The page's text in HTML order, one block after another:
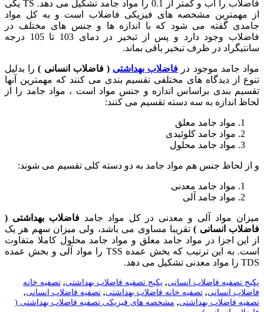
فاضلاب را آب و کمتر از 0.1 را مواد جامد تشکیل می دهد. TS یکی
از مهمترین مشخصه های فیزیکی فاضلاب است و به کل مواد
جامدی گفته می شود که با اندازه ها و جنس های مختلف در
فاضلاب وجود دارد و پس از تبخیر در دمای 103 تا 105 درجه
سانتیگراد در ظرف تبخیر باقی بماند.
مواد جامد موجود در فاضلاب بهداشتی ( فاضلاب انسانی )را بدلیل
تنوع از دیدگاه های مختلفی تقسیم بندی می کنند که مهمترین آنها
تقسیم بندی براساس اندازه و جنس مواد است ، مواد جامد را از
لحاظ اندازه به سه دسته تقسیم می کنند:
مواد جامد معلق
مواد جامد کلوئیدی
مواد جامد محلول
و از لحاظ جنس هم مواد جامد به دو دسته کلی تقسیم می شوند:
مواد جامد معدنی
مواد جامد آلی
میزان مواد آلی و معدنی در کل مواد جامدفاضلاب بهداشتی (
فاضلاب انسانی )تقریبا مساوی می باشد، ولی میزان سهم هر یک
از این اجزا در مواد جامد معلق و مواد جامد محلول کاملا متفاوت
است. به این ترتیب که بخش عمده TSS را مواد آلی و بخش عمده
TDS را مواد معدنی تشکیل می دهد.
پکیج تصفیه فاضلاب انسانی, پکیج تصفیه فاضلاب بهداشتی, تصفیه خانه
فاضلاب انسانی, تصفیه خانه فاضلاب بهداشتی, تصفیه فاضلاب انسانی,
تصفیه فاضلاب بهداشتی, مشخصه های فیزیکی تصفیه فاضلاب بهداشتی (